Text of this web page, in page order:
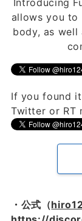
allows you to
body, as
If you found
Twitter or RT
・公式（